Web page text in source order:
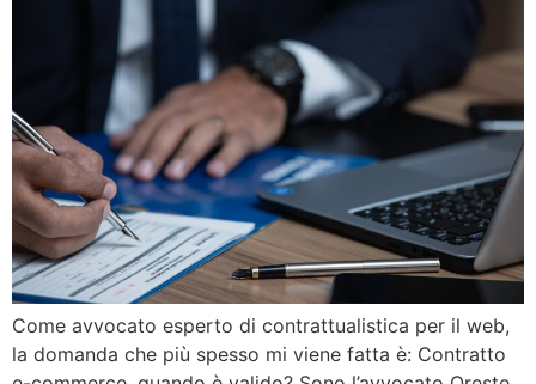
Come avvocato esperto di contrattualistica per il web,
la domanda che più spesso mi viene fatta è: Contratto